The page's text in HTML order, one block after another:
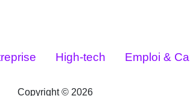
High-tech Emploi &
Copyright © 2026